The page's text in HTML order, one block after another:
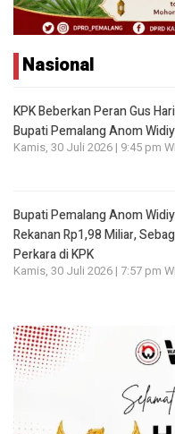
Nasional
KPK Beberkan Peran Gus
Bupati Pemalang Anom
Kamis, 30 Juli 2026 | 9:45 pm
Bupati Pemalang Anom
Rekanan Rp1,98 Miliar,
Perkara di KPK
Kamis, 30 Juli 2026 | 7:57 pm